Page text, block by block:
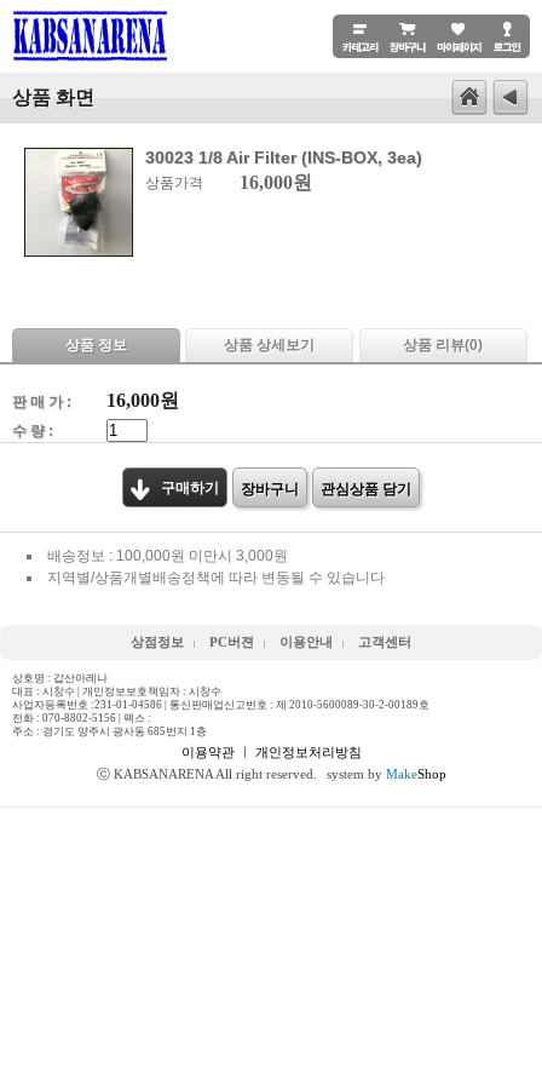
상품 화면
30023 1/8 Air Filter (INS-BOX, 3ea)
상품가격 16,000원
상품 정보 상품 상세보기 상품 리뷰(0)
판 매 가 : 16,000원
수 량 :
구매하기 장바구니 관심상품 담기
배송정보 : 100,000원 미만시 3,000원
지역별/상품개별배송정책에 따라 변동될 수 있습니다
상점정보 PC버젼 이용안내 고객센터
상호명 : 갑산아레나
대표 : 시창수 | 개인정보보호책임자 : 시창수
사업자등록번호 :231-01-04586 | 통신판매업신고번호 : 제 2010-5600089-30-2-00189호
전화 : 070-8802-5156 | 팩스 :
주소 : 경기도 양주시 광사동 685번지 1층
이용약관ㅣ 개인정보처리방침
ⓒ KABSANARENA All right reserved.
system by MakeShop